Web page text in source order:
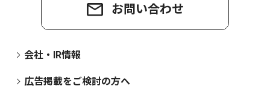
お問い合わせ
会社・IR情報
広告掲載をご検討の方へ